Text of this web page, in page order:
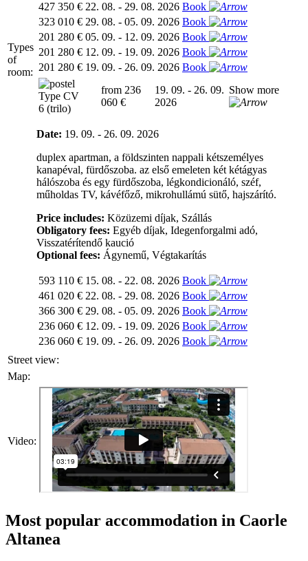
Types
of
room:
427 350 € 22. 08. - 29. 08. 2026 Book
323 010 € 29. 08. - 05. 09. 2026 Book
201 280 € 05. 09. - 12. 09. 2026 Book
201 280 € 12. 09. - 19. 09. 2026 Book
201 280 € 19. 09. - 26. 09. 2026 Book
Type CV
6 (trilo)
from 236
060 €
19. 09. - 26. 09.
2026
Show more
Date: 19. 09. - 26. 09. 2026
duplex apartman, a földszinten nappali kétszemélyes
kanapéval, fürdőszoba. az első emeleten két kétágyas
hálószoba és egy fürdőszoba, légkondicionáló, széf,
műholdas TV, kávéfőző, mikrohullámú sütő, hajszárító.
Price includes: Közüzemi díjak, Szállás
Obligatory fees: Egyéb díjak, Idegenforgalmi adó,
Visszatérítendő kaució
Optional fees: Ágynemű, Végtakarítás
593 110 € 15. 08. - 22. 08. 2026 Book
461 020 € 22. 08. - 29. 08. 2026 Book
366 300 € 29. 08. - 05. 09. 2026 Book
236 060 € 12. 09. - 19. 09. 2026 Book
236 060 € 19. 09. - 26. 09. 2026 Book
Street view:
Map:
Video:
Most popular accommodation in Caorle
Altanea